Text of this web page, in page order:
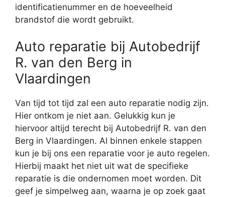
identificatienummer en de hoeveelheid
brandstof die wordt gebruikt.
Auto reparatie bij Autobedrijf
R. van den Berg in
Vlaardingen
Van tijd tot tijd zal een auto reparatie nodig zijn.
Hier ontkom je niet aan. Gelukkig kun je
hiervoor altijd terecht bij Autobedrijf R. van den
Berg in Vlaardingen. Al binnen enkele stappen
kun je bij ons een reparatie voor je auto regelen.
Hierbij maakt het niet uit wat de specifieke
reparatie is die ondernomen moet worden. Dit
geef je simpelweg aan, waarna je op zoek gaat